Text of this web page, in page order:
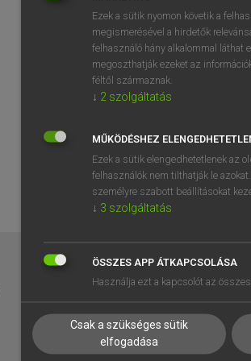
BELÉPÉS
EGYÉNI FELHASZNÁLÓKNAK
TANULÓKNAK
VÁLLALATI MEGOLDÁSOK
SÚGÓ
RÓLUNK
SÜTI
Ezek a sütik nyomon követik a
megismerésével a hirdetők
felhasználó hány alkalommal láthat
megoszthatják ezeket az
féltől származnak.
↓ 2 szolgáltatás
MŰKÖDÉSHEZ
Ezek a sütik elengedhetetlenek az
felhasználók nem tilthatják le
személyre szabott beállításokat
↓ 3 szolgáltatás
ÖSSZES APP ÁTKAPCSOLÁSA
Használja ezt a kapcsolót az
Csak a szükséges sütik
elfogadása